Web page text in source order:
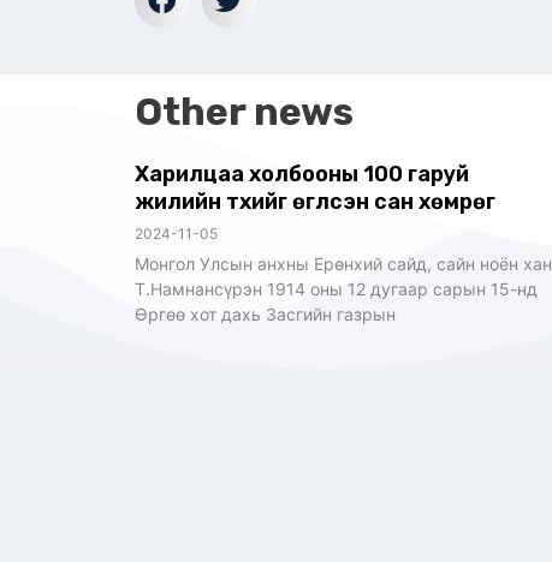
Other news
Харилцаа холбооны 100 гаруй
жилийн түүхийг өгүүлсэн сан хөмрөг
2024-11-05
Монгол Улсын анхны Ерөнхий сайд, сайн ноён хан
Т.Намнансүрэн 1914 оны 12 дугаар сарын 15-нд
Өргөө хот дахь Засгийн газрын